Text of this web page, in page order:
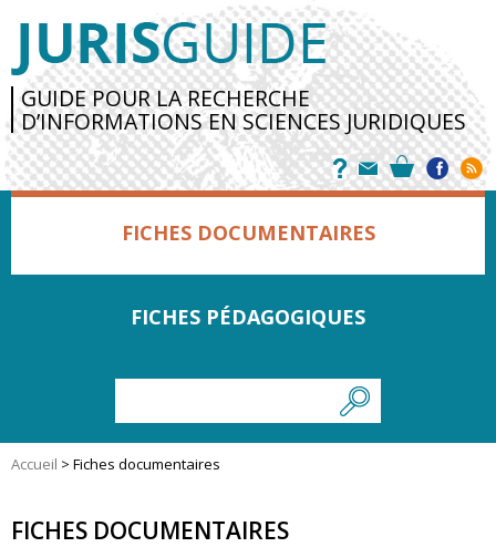
GUIDE POUR LA RECHERCHE
D’INFORMATIONS EN SCIENCES JURIDIQUES
FICHES DOCUMENTAIRES
FICHES PÉDAGOGIQUES
Accueil > Fiches documentaires
FICHES DOCUMENTAIRES